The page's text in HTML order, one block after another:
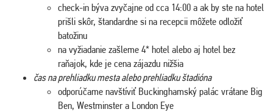
check-in býva zvyčajne od cca 14:00 a ak by ste na hotel
prišli skôr, štandardne si na recepcii môžete odložiť
batožinu
na vyžiadanie zašleme 4* hotel alebo aj hotel bez
raňajok, kde je cena zájazdu nižšia
čas na prehliadku mesta alebo prehliadku štadióna
odporúčame navštíviť Buckinghamský palác vrátane Big
Ben, Westminster a London Eye